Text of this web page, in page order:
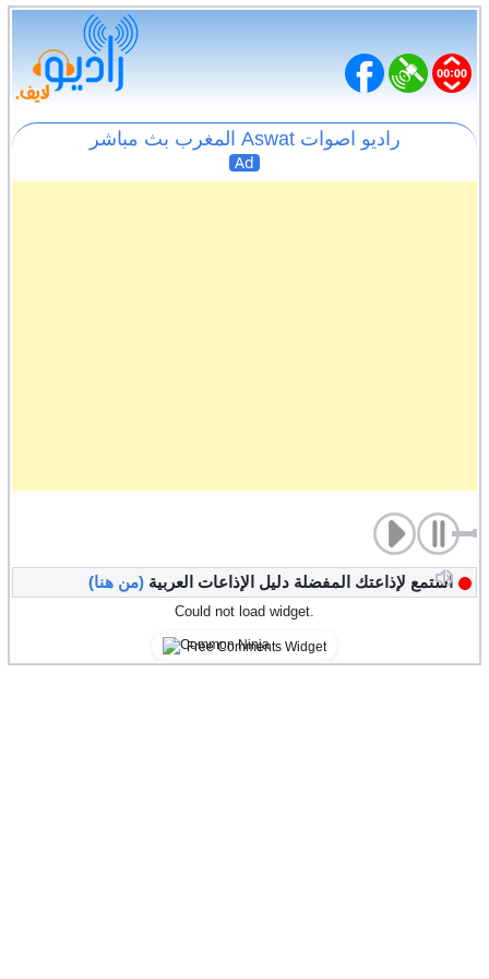
راديو اصوات Aswat المغرب بث مباشر
Ad
استمع لإذاعتك المفضلة دليل الإذاعات العربية(من هنا)
Could not load widget.
Free Comments Widget